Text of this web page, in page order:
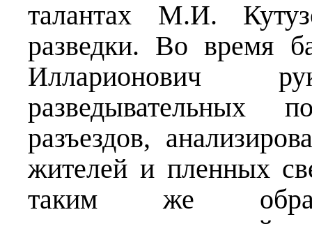
талантах М.И.
разведки. Во время
Илларионович
разведывательных
разъездов,
жителей и пленных
таким же